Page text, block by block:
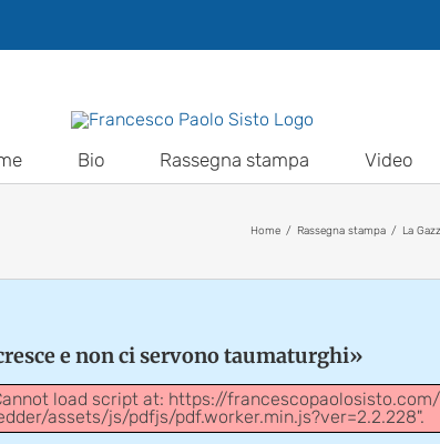
Bio Rassegna stampa Video
Home Rassegna stampa La
e non ci servono taumaturghi»
load script at: https://
assets/js/pdfjs/pdf.worker.min.js?ver=2.2.228".